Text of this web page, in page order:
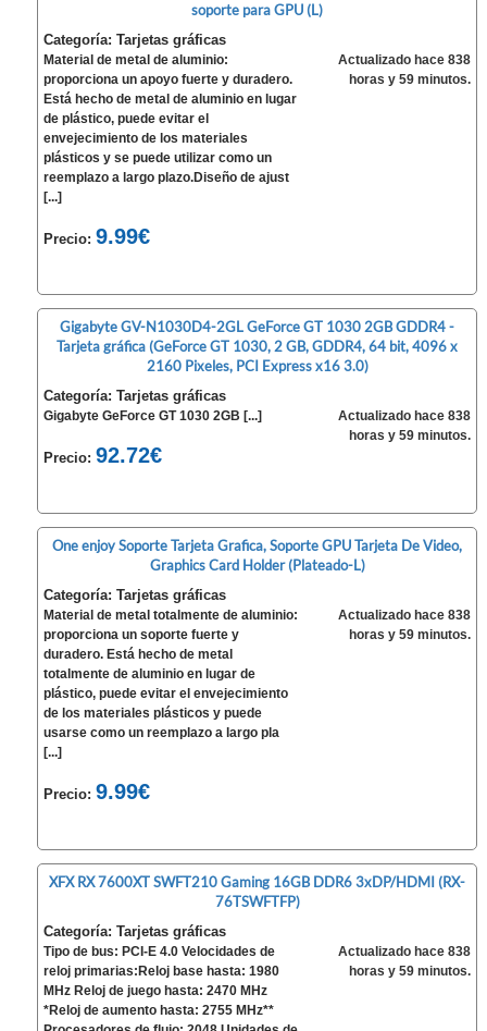
soporte para GPU (L)
Categoría: Tarjetas gráficas
Material de metal de aluminio:
proporciona un apoyo fuerte y duradero.
Está hecho de metal de aluminio en lugar
de plástico, puede evitar el
envejecimiento de los materiales
plásticos y se puede utilizar como un
reemplazo a largo plazo.Diseño de ajust
[...]
Precio:9.99€
Actualizado hace 838
horas y 59 minutos.
Gigabyte GV-N1030D4-2GL GeForce GT 1030 2GB GDDR4 -
Tarjeta gráfica (GeForce GT 1030, 2 GB, GDDR4, 64 bit, 4096 x
2160 Pixeles, PCI Express x16 3.0)
Categoría: Tarjetas gráficas
Gigabyte GeForce GT 1030 2GB [...]
Precio:92.72€
Actualizado hace 838
horas y 59 minutos.
One enjoy Soporte Tarjeta Grafica, Soporte GPU Tarjeta De Video,
Graphics Card Holder (Plateado-L)
Categoría: Tarjetas gráficas
Material de metal totalmente de aluminio:
proporciona un soporte fuerte y
duradero. Está hecho de metal
totalmente de aluminio en lugar de
plástico, puede evitar el envejecimiento
de los materiales plásticos y puede
usarse como un reemplazo a largo pla
[...]
Precio:9.99€
Actualizado hace 838
horas y 59 minutos.
XFX RX 7600XT SWFT210 Gaming 16GB DDR6 3xDP/HDMI (RX-
76TSWFTFP)
Categoría: Tarjetas gráficas
Tipo de bus: PCI-E 4.0 Velocidades de
reloj primarias:Reloj base hasta: 1980
MHz Reloj de juego hasta: 2470 MHz
*Reloj de aumento hasta: 2755 MHz**
Actualizado hace 838
horas y 59 minutos.